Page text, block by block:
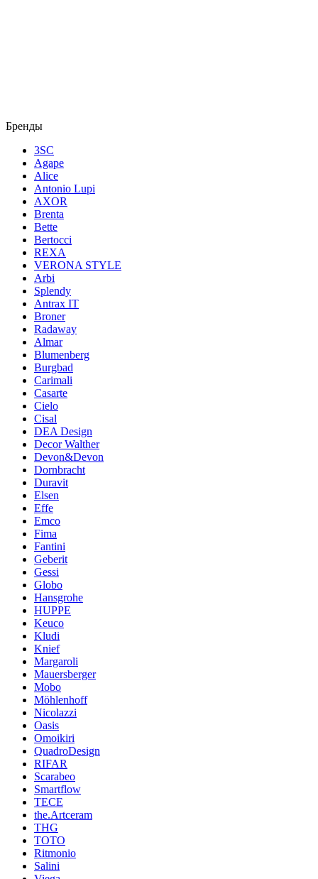
Бренды
3SC
Agape
Alice
Antonio Lupi
AXOR
Brenta
Bette
Bertocci
REXA
VERONA STYLE
Arbi
Splendy
Antrax IT
Broner
Radaway
Almar
Blumenberg
Burgbad
Carimali
Casarte
Cielo
Cisal
DEA Design
Decor Walther
Devon&Devon
Dornbracht
Duravit
Elsen
Effe
Emco
Fima
Fantini
Geberit
Gessi
Globo
Hansgrohe
HUPPE
Keuco
Kludi
Knief
Margaroli
Mauersberger
Mobo
Möhlenhoff
Nicolazzi
Oasis
Omoikiri
QuadroDesign
RIFAR
Scarabeo
Smartflow
TECE
the.Artceram
THG
TOTO
Ritmonio
Salini